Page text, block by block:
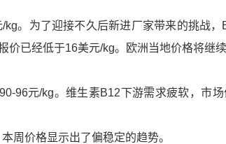
kg。为了迎接不久后新进厂家带来的挑战
价已经低于16美元/kg。欧洲当地价格将继续
96元/kg。维生素B12下游需求疲软，市
周价格显示出了偏稳定的趋势。